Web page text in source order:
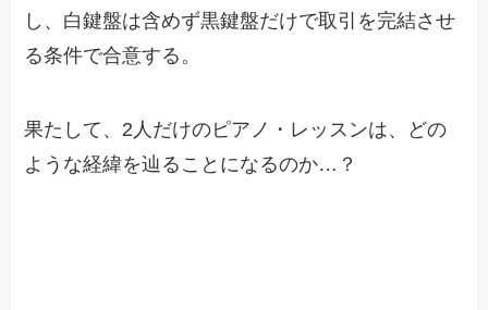
し、白鍵盤は含めず黒鍵盤だけで取引を完結させ
る条件で合意する。
果たして、2人だけのピアノ・レッスンは、どの
ような経緯を辿ることになるのか…？